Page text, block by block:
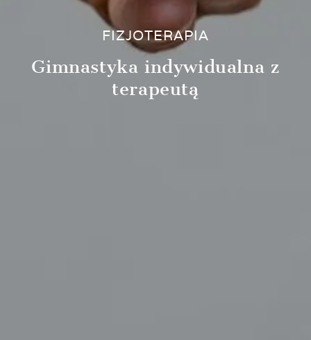
FIZJOTERAPIA
Gimnastyka indywidualna z
terapeutą